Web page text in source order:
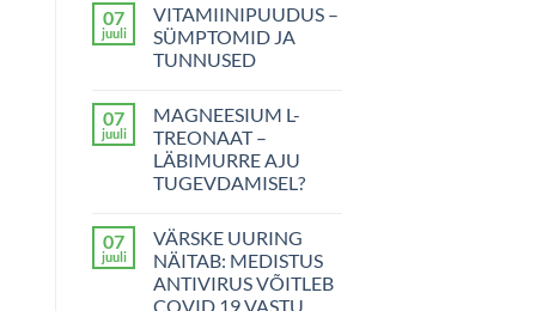
MIKS
ON
ORGANISMIL
SEDA
ei
ole
07
juuli
VITAMIINIPUUDUS –
SÜMPTOMID JA
TUNNUSED
SÜMPTOMID
JA
TUNNUSED
ei
ole
07
juuli
MAGNEESIUM L-
TREONAAT –
LÄBIMURRE AJU
TUGEVDAMISEL?
TREONAAT
–
LÄBIMURRE
AJU
TUGEVDAMISEL?
ei
ole
07
juuli
VÄRSKE UURING
NÄITAB: MEDISTUS
ANTIVIRUS VÕITLEB
COVID 19 VASTU